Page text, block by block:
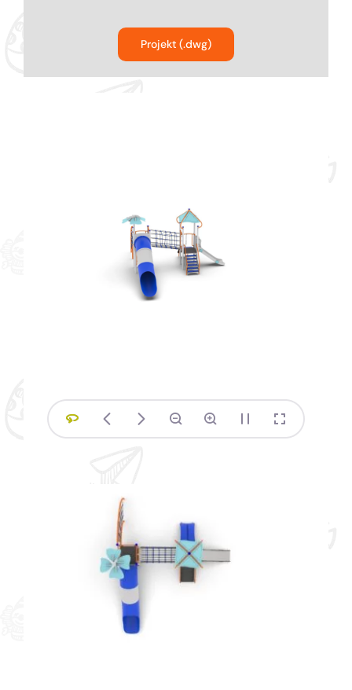
Bujaki
Urządzenia komunalne na plac zabaw
Parki linowe dla dzieci
urządzenia
Projekt (.dwg)